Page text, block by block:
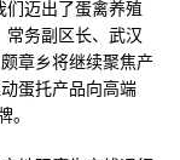
们迈出了蛋禽养殖
常务副区长、武汉
章乡将继续聚焦产
蛋托产品向高端